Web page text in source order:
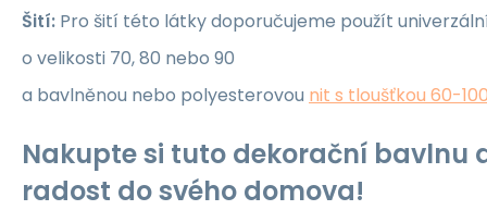
Šití: Pro šití této látky doporučujeme použít
o velikosti 70, 80 nebo 90
a bavlněnou nebo polyesterovou nit s tloušťkou 60-
Nakupte si tuto dekorační bavlnu
radost do svého domova!